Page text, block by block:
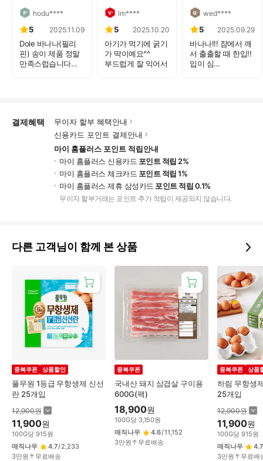
hodu****
5 2025.11.09
Dole 바나나(필리
핀) 송이 제품 정말
만족스럽습니다...
lm****
5 2025.10.20
아기가 먹기에 굵기
가 딱이예요^^
부드럽게 잘 익어서
wed****
5 2025.09.29
바나나!!! 잠에서 깨
서 출출할 때 한입!!
입이 심...
결제혜택
무이자 할부 혜택안내
신용카드 포인트 결제안내
마이 홈플러스 포인트 적립안내
마이 홈플러스 신용카드 포인트 적립 2%
마이 홈플러스 체크카드 포인트 적립 1%
마이 홈플러스 제휴 삼성카드 포인트 적립 0.1%
무이자 할부거래는 포인트 추가 적립이 제공되지 않습니다.
다른 고객님이 함께 본 상품
풀무원 1등급 무항생제 신선
란 25개입
중복쿠폰 상품할인
12,900원
11,900원
100G당 915원
매직나우
4.7/2,233
3만원↑무료배송
국내산 돼지 삼겹살 구이용
600G(팩)
중복쿠폰
18,900원
100G당 3,150원
매직나우
4.6/11,152
3만원↑무료배송
하림 무항생
25개입
중복쿠폰 상품
12,900원
11,900원
100G당 915원
매직나우
4.7
3만원↑무료배